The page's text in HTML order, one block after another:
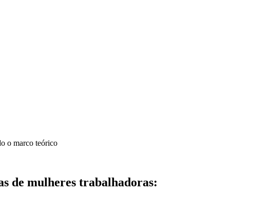
o marco teórico
de mulheres trabalhadoras: